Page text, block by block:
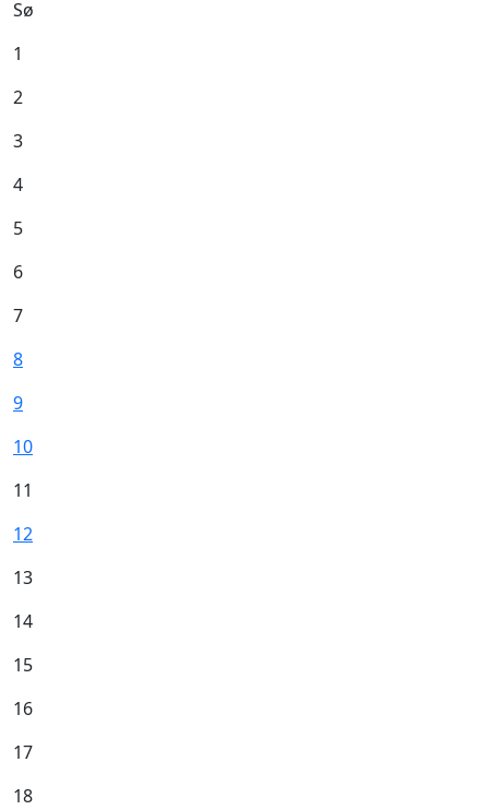
Sø
1
2
3
4
5
6
7
8
9
10
11
12
13
14
15
16
17
18